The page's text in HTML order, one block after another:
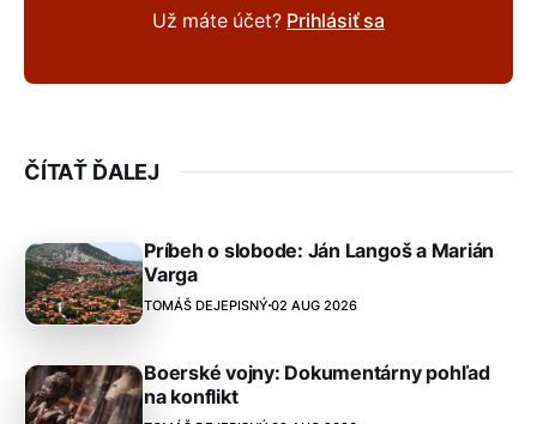
Už máte účet? Prihlásiť sa
ČÍTAŤ ĎALEJ
Príbeh o slobode: Ján Langoš a Marián
Varga
TOMÁŠ DEJEPISNÝ 02 AUG 2026
Boerské vojny: Dokumentárny pohľad
na konflikt